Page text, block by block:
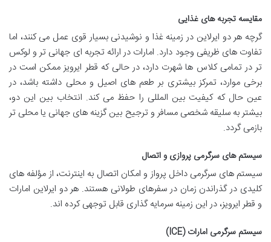
مقایسه تجربه های غذایی
گرچه هر دو ایرلاین در زمینه غذا و نوشیدنی بسیار قوی عمل می کنند، اما
تفاوت های ظریفی وجود دارد. امارات در ارائه تجربه ای جهانی تر و لوکس
تر در تمامی کلاس ها شهرت دارد، در حالی که قطر ایرویز ممکن است در
برخی موارد، تمرکز بیشتری بر طعم های اصیل و محلی داشته باشد، در
عین حال که کیفیت بین المللی را حفظ می کند. انتخاب بین این دو،
بیشتر به سلیقه شخصی مسافر و ترجیح بین گزینه های جهانی یا محلی تر
بازمی گردد.
سیستم های سرگرمی پروازی و اتصال
سیستم های سرگرمی داخل پرواز و امکان اتصال به اینترنت، از مؤلفه های
کلیدی در گذراندن زمان در سفرهای طولانی هستند. هر دو ایرلاین امارات
و قطر ایرویز، در این زمینه سرمایه گذاری قابل توجهی کرده اند.
سیستم سرگرمی امارات (ICE)